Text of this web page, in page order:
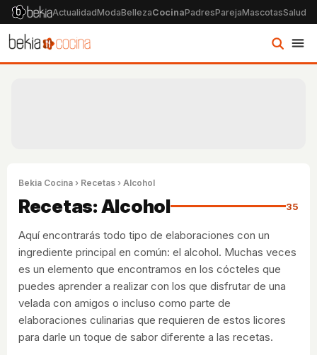
ActualidadModaBellezaCocinaPadresParejaMascotasSalud
Bekia Cocina › Recetas › Alcohol
Recetas: Alcohol 35
Aquí encontrarás todo tipo de elaboraciones con un
ingrediente principal en común: el alcohol. Muchas veces
es un elemento que encontramos en los cócteles que
puedes aprender a realizar con los que disfrutar de una
velada con amigos o incluso como parte de
elaboraciones culinarias que requieren de estos licores
para darle un toque de sabor diferente a las recetas.